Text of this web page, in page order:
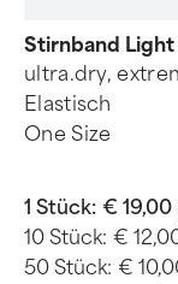
Stirnband Light
ultra.dry,
Elastisch
One Size
1 Stück: €
10 Stück: €
50 Stück: €